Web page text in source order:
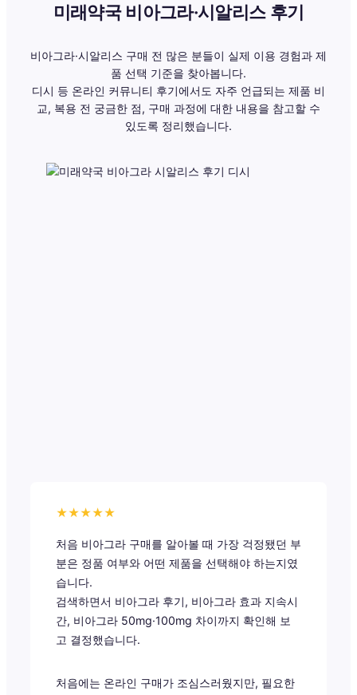
미래약국 비아그라·시알리스 후기
비아그라·시알리스 구매 전 많은 분들이 실제 이용 경험과 제
품 선택 기준을 찾아봅니다.
디시 등 온라인 커뮤니티 후기에서도 자주 언급되는 제품 비
교, 복용 전 궁금한 점, 구매 과정에 대한 내용을 참고할 수
있도록 정리했습니다.
★★★★★
처음 비아그라 구매를 알아볼 때 가장 걱정됐던 부
분은 정품 여부와 어떤 제품을 선택해야 하는지였
습니다.
검색하면서 비아그라 후기, 비아그라 효과 지속시
간, 비아그라 50mg·100mg 차이까지 확인해 보
고 결정했습니다.
처음에는 온라인 구매가 조심스러웠지만, 필요한